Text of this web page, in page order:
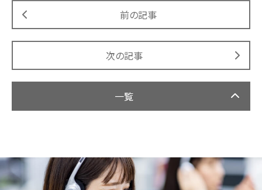
前の記事
次の記事
一覧